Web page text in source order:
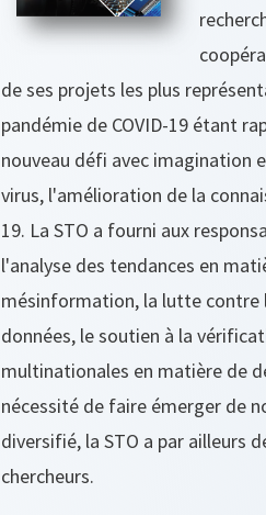
de ses projets les plus
pandémie de COVID-19 étant
nouveau défi avec imagination
virus, l'amélioration de la
19. La STO a fourni aux
l'analyse des tendances en
mésinformation, la lutte contre
données, le soutien à la
multinationales en matière de
nécessité de faire émerger de
diversifié, la STO a par ailleurs
chercheurs.